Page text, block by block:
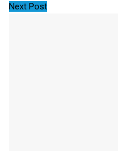
Next Post